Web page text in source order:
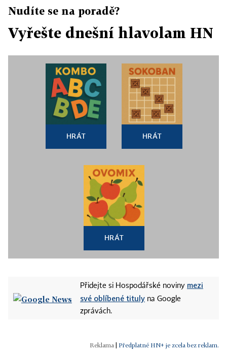
Nudíte se na poradě?
Vyřešte dnešní hlavolam HN
HRÁT HRÁT
HRÁT
Přidejte si Hospodářské noviny mezi
své oblíbené tituly na Google
zprávách.
Předplatné HN+ je zcela bez reklam.